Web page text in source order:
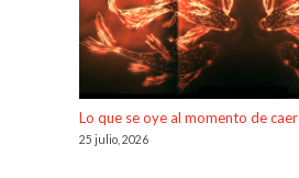
Lo que se oye al momento de caer
25 julio, 2026